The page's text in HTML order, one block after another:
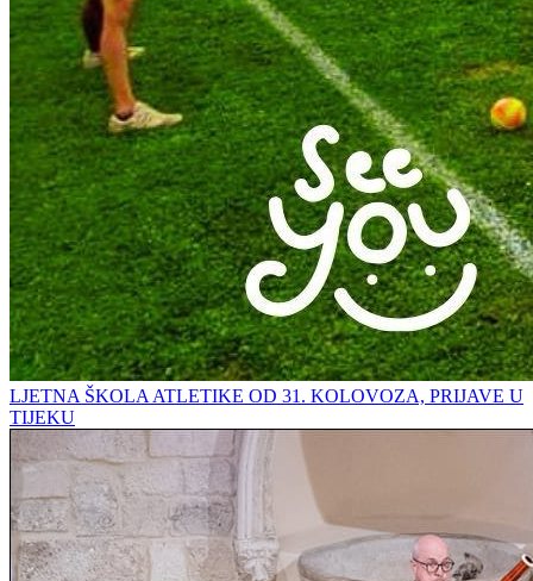
LJETNA ŠKOLA ATLETIKE OD 31. KOLOVOZA, PRIJAVE U
TIJEKU